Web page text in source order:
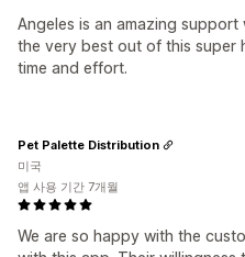
Angeles is an amazing
the very best out of this super
time and effort.
We are so happy with the
Pet Palette Distribution
미국
앱 사용 기간 7개월